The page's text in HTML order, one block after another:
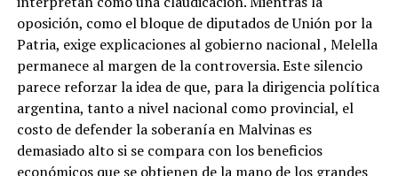
oposición, como el bloque de diputados de Unión por la
Patria, exige explicaciones al gobierno nacional, Melella
permanece al margen de la controversia. Este silencio
parece reforzar la idea de que, para la dirigencia política
argentina, tanto a nivel nacional como provincial, el
costo de defender la soberanía en Malvinas es
demasiado alto si se compara con los beneficios
económicos que se obtienen de la mano de los grandes